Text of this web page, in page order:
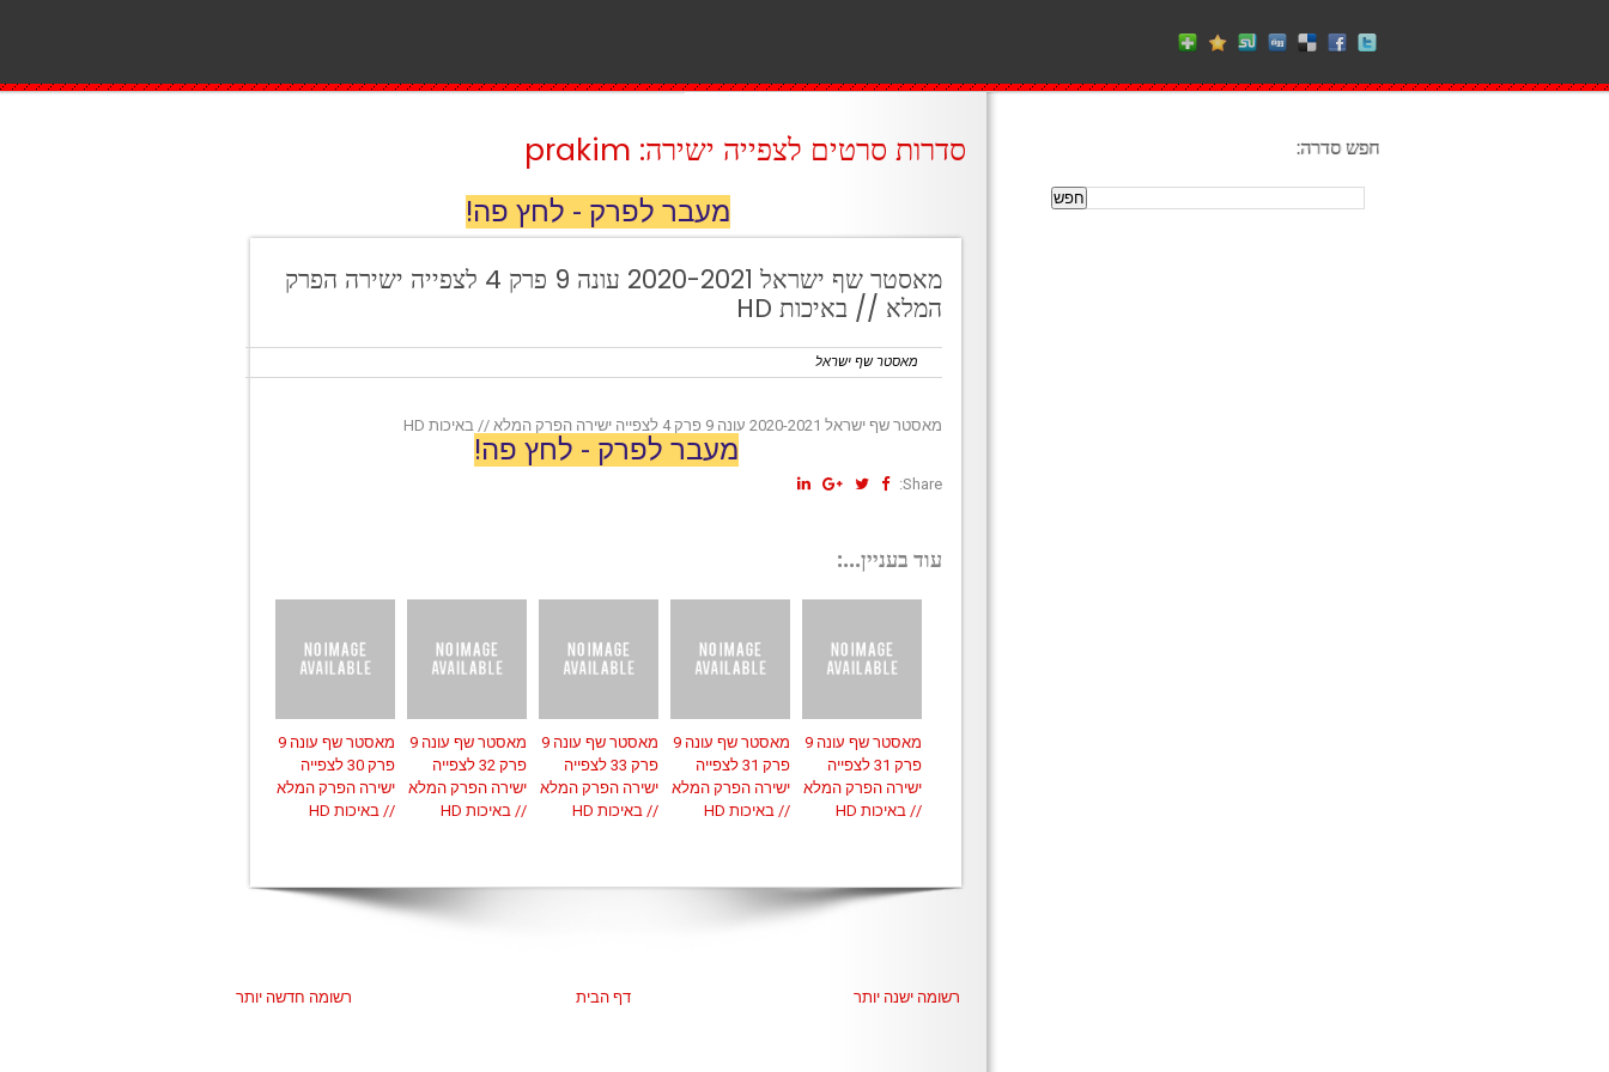
סדרות סרטים לצפייה ישירה: prakim
מעבר לפרק - לחץ פה!
מאסטר שף ישראל 2020-2021 עונה 9 פרק 4 לצפייה ישירה הפרק
המלא // באיכות HD
מאסטר שף ישראל
מאסטר שף ישראל 2020-2021 עונה 9 פרק 4 לצפייה ישירה הפרק המלא // באיכות HD
מעבר לפרק - לחץ פה!
Share:
עוד בעניין...:
מאסטר שף עונה 9
פרק 30 לצפייה
ישירה הפרק המלא
// באיכות HD
מאסטר שף עונה 9
פרק 32 לצפייה
ישירה הפרק המלא
// באיכות HD
מאסטר שף עונה 9
פרק 33 לצפייה
ישירה הפרק המלא
// באיכות HD
מאסטר שף עונה 9
פרק 31 לצפייה
ישירה הפרק המלא
// באיכות HD
מאסטר שף עונה 9
פרק 31 לצפייה
ישירה הפרק המלא
// באיכות HD
רשומה חדשה יותר רשומה ישנה יותר דף הבית
חפש סדרה: